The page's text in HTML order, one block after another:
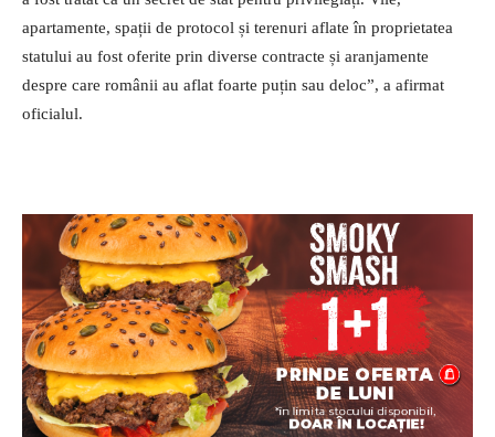
apartamente, spații de protocol și terenuri aflate în proprietatea
statului au fost oferite prin diverse contracte și aranjamente
despre care românii au aflat foarte puțin sau deloc”, a afirmat
oficialul.